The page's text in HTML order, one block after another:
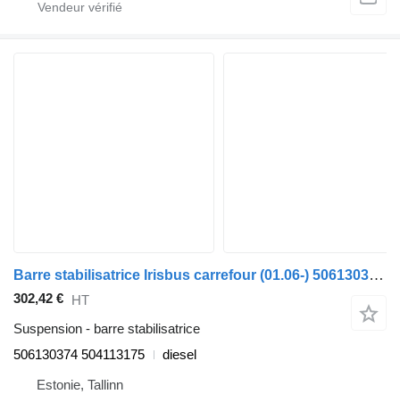
Barre stabilisatrice Irisbus carrefour (01.06-) 506130374 pour Irisbus Arway, Crossway, Crealis, Magelys, Proway, Daily Tourys (2006-)
302,42 € HT
Suspension - barre stabilisatrice
506130374 504113175
diesel
Estonie, Tallinn